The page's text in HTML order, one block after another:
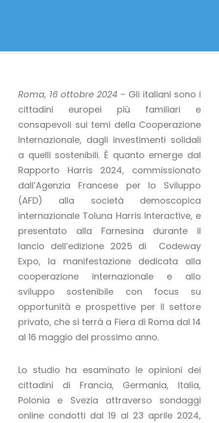
Roma, 16 ottobre 2024 – Gli italiani sono i
cittadini europei più familiari e
consapevoli sui temi della Cooperazione
Internazionale, dagli investimenti solidali
a quelli sostenibili. È quanto emerge dal
Rapporto Harris 2024, commissionato
dall’Agenzia Francese per lo Sviluppo
(AFD) alla società demoscopica
internazionale Toluna Harris Interactive, e
presentato alla Farnesina durante il
lancio dell’edizione 2025 di Codeway
Expo, la manifestazione dedicata alla
cooperazione internazionale e allo
sviluppo sostenibile con focus su
opportunità e prospettive per il settore
privato, che si terrà a Fiera di Roma dal 14
al 16 maggio del prossimo anno.
Lo studio ha esaminato le opinioni dei
cittadini di Francia, Germania, Italia,
Polonia e Svezia attraverso sondaggi
online condotti dal 19 al 23 aprile 2024,